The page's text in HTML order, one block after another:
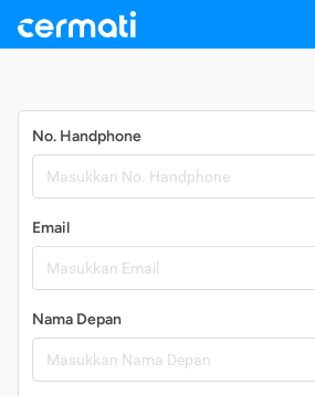
No. Handphone
Email
Nama Depan